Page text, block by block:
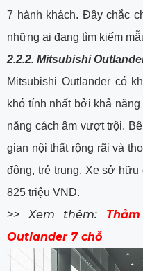
7 hành khách. Đây chắc
những ai đang tìm kiếm
2.2.2. Mitsubishi
Mitsubishi Outlander có
khó tính nhất bởi khả
năng cách âm vượt trội.
gian nội thất rộng rãi và
động, trẻ trung. Xe sở
825 triệu VND.
>> Xem thêm:
Outlander 7 chỗ